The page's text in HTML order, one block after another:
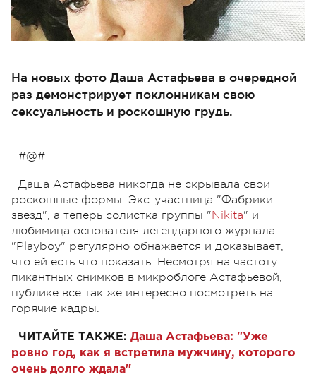
На новых фото Даша Астафьева в очередной
раз демонстрирует поклонникам свою
сексуальность и роскошную грудь.
#@#
Даша Астафьева никогда не скрывала свои
роскошные формы. Экс-участница "Фабрики
звезд", а теперь солистка группы "Nikita" и
любимица основателя легендарного журнала
"Playboy" регулярно обнажается и доказывает,
что ей есть что показать. Несмотря на частоту
пикантных снимков в микроблоге Астафьевой,
публике все так же интересно посмотреть на
горячие кадры.
ЧИТАЙТЕ ТАКЖЕ: Даша Астафьева: "Уже
ровно год, как я встретила мужчину, которого
очень долго ждала"